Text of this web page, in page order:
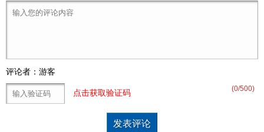
评论者：游客
(0/500)
点击获取验证码